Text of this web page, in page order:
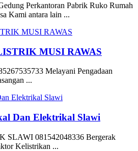
Perkantoran Pabrik Ruko Rumah
Kami antara lain ...
MUSI RAWAS
Melayani Pengadaan
...
Dan Elektrikal Slawi
081542048336 Bergerak
Kelistrikan ...